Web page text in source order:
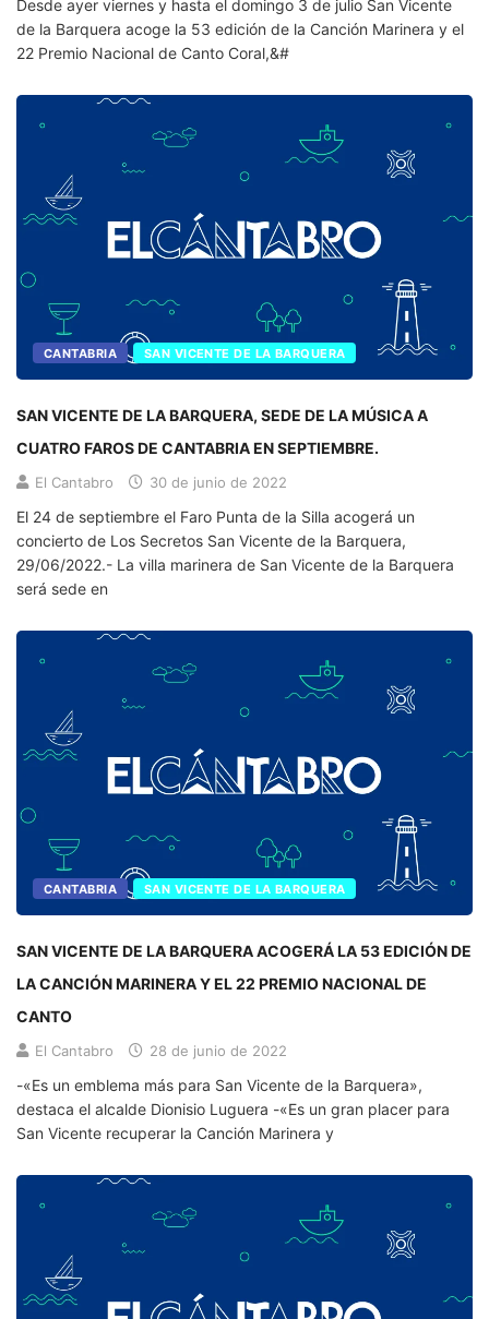
Desde ayer viernes y hasta el domingo 3 de julio San Vicente
de la Barquera acoge la 53 edición de la Canción Marinera y el
22 Premio Nacional de Canto Coral,&#
CANTABRIA SAN VICENTE DE LA BARQUERA
SAN VICENTE DE LA BARQUERA, SEDE DE LA MÚSICA A
CUATRO FAROS DE CANTABRIA EN SEPTIEMBRE.
El Cantabro 30 de junio de 2022
El 24 de septiembre el Faro Punta de la Silla acogerá un
concierto de Los Secretos San Vicente de la Barquera,
29/06/2022.- La villa marinera de San Vicente de la Barquera
será sede en
CANTABRIA SAN VICENTE DE LA BARQUERA
SAN VICENTE DE LA BARQUERA ACOGERÁ LA 53 EDICIÓN DE
LA CANCIÓN MARINERA Y EL 22 PREMIO NACIONAL DE
CANTO
El Cantabro 28 de junio de 2022
-«Es un emblema más para San Vicente de la Barquera»,
destaca el alcalde Dionisio Luguera -«Es un gran placer para
San Vicente recuperar la Canción Marinera y